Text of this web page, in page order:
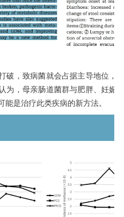
破，致病菌就会占据主导地位，
为，母亲肠道菌群与肥胖、妊娠
是治疗此类疾病的新方法。